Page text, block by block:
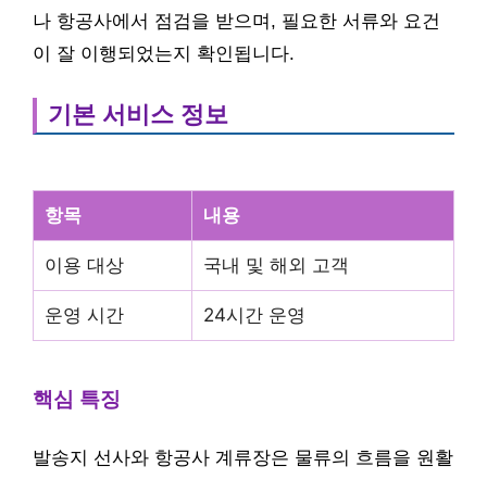
나 항공사에서 점검을 받으며, 필요한 서류와 요건
이 잘 이행되었는지 확인됩니다.
기본 서비스 정보
항목 내용
이용 대상 국내 및 해외 고객
운영 시간 24시간 운영
핵심 특징
발송지 선사와 항공사 계류장은 물류의 흐름을 원활